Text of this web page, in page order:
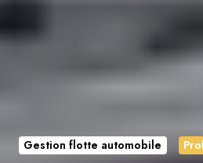
Gestion flotte automobile